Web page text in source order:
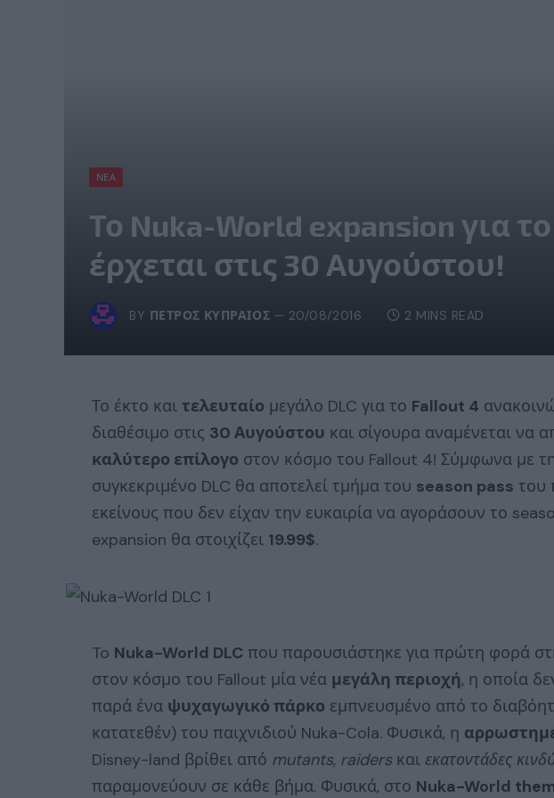
ΝΈΑ
Το Nuka-World expansion για
έρχεται στις 30 Αυγούστου!
BY ΠΈΤΡΟΣ ΚΥΠΡΑΊΟΣ 20/08/2016 2 MINS READ
Το έκτο και τελευταίο μεγάλο DLC για το Fallout 4
διαθέσιμο στις 30 Αυγούστου και σίγουρα αναμένεται να
καλύτερο επίλογο στον κόσμο του Fallout 4! Σύμφωνα με
συγκεκριμένο DLC θα αποτελεί τμήμα του season pass του
εκείνους που δεν είχαν την ευκαιρία να αγοράσουν το
expansion θα στοιχίζει 19.99$.
To Nuka-World DLC που παρουσιάστηκε για πρώτη φορά
στον κόσμο του Fallout μία νέα μεγάλη περιοχή, η οποία
παρά ένα ψυχαγωγικό πάρκο εμπνευσμένο από το
κατατεθέν) του παιχνιδιού Nuka-Cola. Φυσικά, η
Disney-land βρίθει από mutants, raiders και εκατοντάδες
παραμονεύουν σε κάθε βήμα. Φυσικά, στο Nuka-World